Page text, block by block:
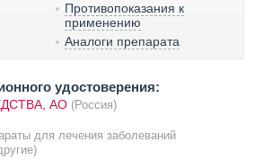
Противопоказания к
применению
Аналоги препарата
удостоверения:
АО (Россия)
для лечения заболеваний